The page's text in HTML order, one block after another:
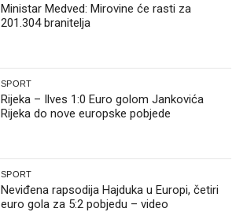
Ministar Medved: Mirovine će rasti za
201.304 branitelja
SPORT
Rijeka – Ilves 1:0 Euro golom Jankovića
Rijeka do nove europske pobjede
SPORT
Neviđena rapsodija Hajduka u Europi, četiri
euro gola za 5:2 pobjedu – video